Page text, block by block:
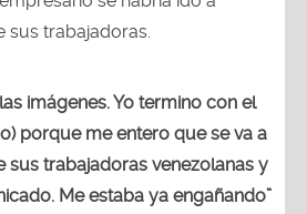
sus trabajadoras.
imágenes. Yo termino con el
porque me entero que se va a
sus trabajadoras venezolanas y
Me estaba ya engañando”